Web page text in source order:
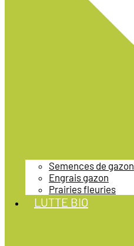
Semences de gazon
Engrais gazon
Prairies fleuries
LUTTE BIO